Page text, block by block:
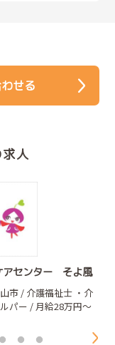
せる
人
アセンター そよ風
市 / 介護福祉士 ・介
パー / 月給28万円～